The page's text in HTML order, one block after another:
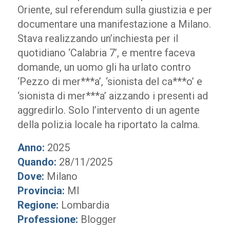
Oriente, sul referendum sulla giustizia e per
documentare una manifestazione a Milano.
Stava realizzando un’inchiesta per il
quotidiano ‘Calabria 7’, e mentre faceva
domande, un uomo gli ha urlato contro
‘Pezzo di mer***a’, ‘sionista del ca***o’ e
‘sionista di mer***a’ aizzando i presenti ad
aggredirlo. Solo l’intervento di un agente
della polizia locale ha riportato la calma.
Anno: 2025
Quando: 28/11/2025
Dove: Milano
Provincia: MI
Regione: Lombardia
Professione: Blogger